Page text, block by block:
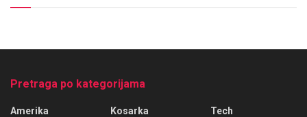
Pretraga po kategorijama
Amerika
Kosarka
Tech